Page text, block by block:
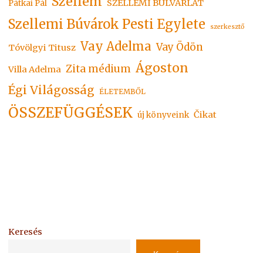
Pátkai Pál SZELLEMI BULVÁRLAT
Szellemi Búvárok Pesti Egylete szerkesztő
Tóvölgyi Titusz Vay Adelma Vay Ödön
Villa Adelma Zita médium Ágoston
Égi Világosság ÉLETEMBŐL
ÖSSZEFÜGGÉSEK új könyveink Čikat
Keresés